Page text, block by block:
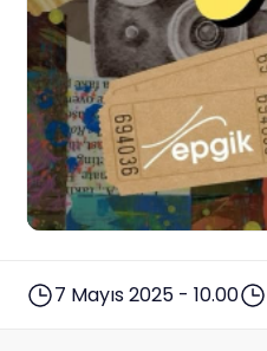
7 Mayıs 2025 - 10.00